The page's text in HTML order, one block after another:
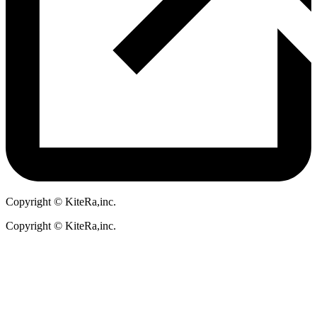
Copyright © KiteRa,inc.
Copyright © KiteRa,inc.